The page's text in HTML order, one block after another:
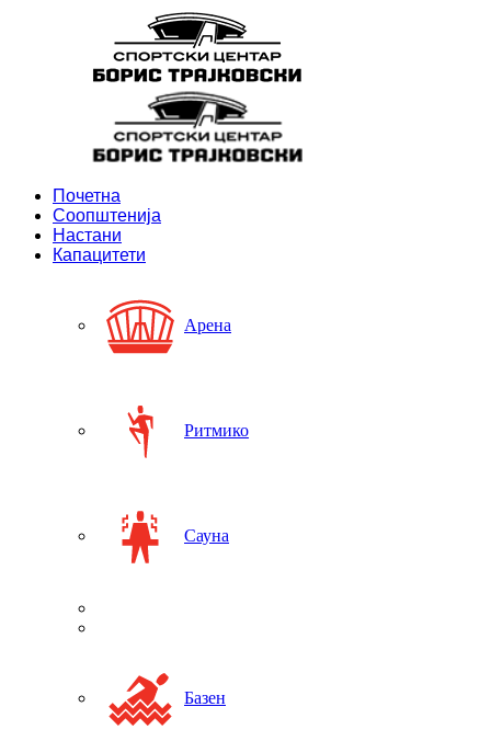
Почетна
Соопштенија
Настани
Капацитети
Арена
Ритмико
Сауна
Базен